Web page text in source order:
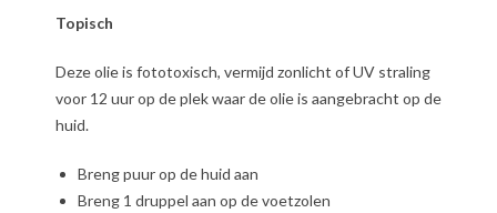
Topisch
Deze olie is fototoxisch, vermijd zonlicht of UV straling
voor 12 uur op de plek waar de olie is aangebracht op de
huid.
Breng puur op de huid aan
Breng 1 druppel aan op de voetzolen